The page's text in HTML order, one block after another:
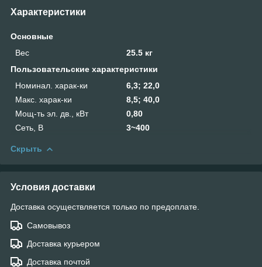
Характеристики
Основные
Вес
25.5 кг
Пользовательские характеристики
Номинал. харак-ки
6,3; 22,0
Макс. харак-ки
8,5; 40,0
Мощ-ть эл. дв., кВт
0,80
Сеть, В
3~400
Скрыть
Условия доставки
Доставка осуществляется только по предоплате.
Самовывоз
Доставка курьером
Доставка почтой